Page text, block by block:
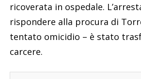
ricoverata in ospedale.
rispondere alla procura di
tentato omicidio – è stato
carcere.